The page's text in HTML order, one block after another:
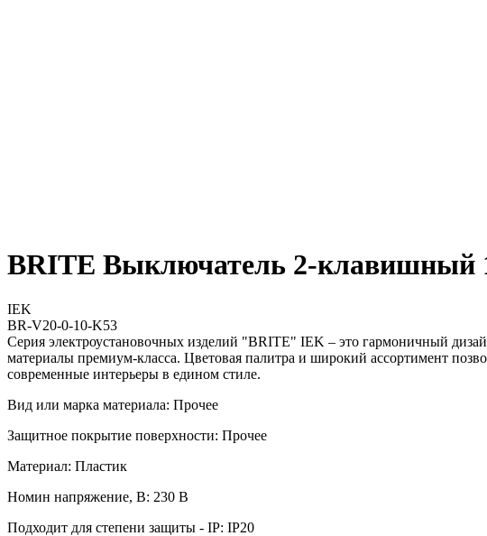
BRITE Выключатель 2-клавишный
IEK
BR-V20-0-10-K53
Серия электроустановочных изделий "BRITE" IEK – это гармоничный
материалы премиум-класса. Цветовая палитра и широкий ассортимент
современные интерьеры в едином стиле.
Вид или марка материала: Прочее
Защитное покрытие поверхности: Прочее
Материал: Пластик
Номин напряжение, В: 230 В
Подходит для степени защиты - IP: IP20